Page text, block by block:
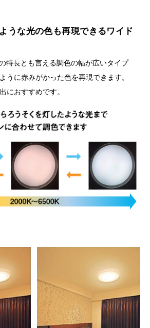
うな光の色も再現できるワイド
特長とも言える調色の幅が広いタイプ
うに赤みがかった色を再現できます。
におすすめです。